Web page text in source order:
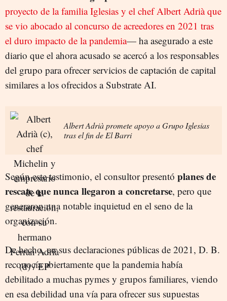
proyecto de la familia Iglesias y el chef Albert Adrià que
se vio abocado al concurso de acreedores en 2021 tras
el duro impacto de la pandemia— ha asegurado a este
diario que el ahora acusado se acercó a los responsables
del grupo para ofrecer servicios de captación de capital
similares a los ofrecidos a Substrate AI.
Albert Adrià promete apoyo a Grupo Iglesias
tras el fin de El Barri
Según este testimonio, el consultor presentó planes de
rescate que nunca llegaron a concretarse, pero que
generaron una notable inquietud en el seno de la
organización.
De hecho, en sus declaraciones públicas de 2021, D. B.
reconocía abiertamente que la pandemia había
debilitado a muchas pymes y grupos familiares, viendo
en esa debilidad una vía para ofrecer sus supuestas